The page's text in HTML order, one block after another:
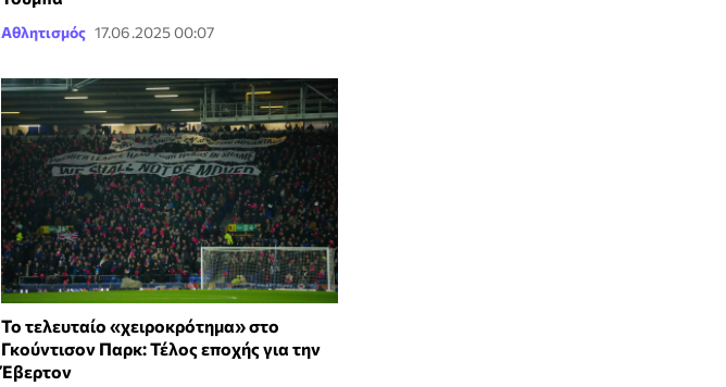
Αθλητισμός 17.06.2025 00:07
Το τελευταίο «χειροκρότημα» στο
Γκούντισον Παρκ: Τέλος εποχής για την
Έβερτον